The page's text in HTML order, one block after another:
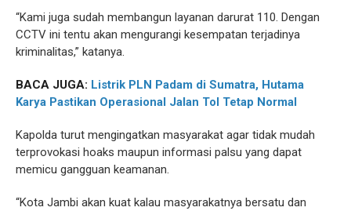
“Kami juga sudah membangun layanan darurat 110. Dengan
CCTV ini tentu akan mengurangi kesempatan terjadinya
kriminalitas,” katanya.
BACA JUGA: Listrik PLN Padam di Sumatra, Hutama
Karya Pastikan Operasional Jalan Tol Tetap Normal
Kapolda turut mengingatkan masyarakat agar tidak mudah
terprovokasi hoaks maupun informasi palsu yang dapat
memicu gangguan keamanan.
“Kota Jambi akan kuat kalau masyarakatnya bersatu dan